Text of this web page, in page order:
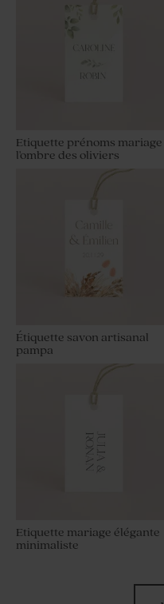
Etiquette prénoms mariage
l'ombre des oliviers
Étiquette savon artisanal
pampa
Etiquette mariage élégante
minimaliste